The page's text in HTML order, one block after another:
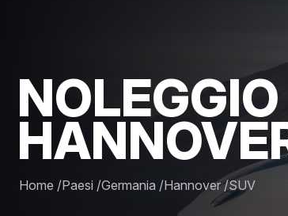
Home /Paesi /Germania /Hannover /SUV